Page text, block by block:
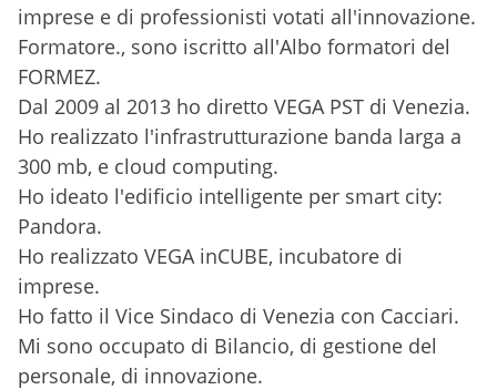
imprese e di professionisti votati all'innovazione.
Formatore., sono iscritto all'Albo formatori del
FORMEZ.
Dal 2009 al 2013 ho diretto VEGA PST di Venezia.
Ho realizzato l'infrastrutturazione banda larga a
300 mb, e cloud computing.
Ho ideato l'edificio intelligente per smart city:
Pandora.
Ho realizzato VEGA inCUBE, incubatore di
imprese.
Ho fatto il Vice Sindaco di Venezia con Cacciari.
Mi sono occupato di Bilancio, di gestione del
personale, di innovazione.